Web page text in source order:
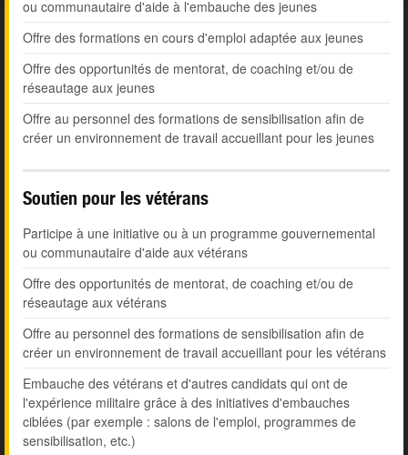
ou communautaire d'aide à l'embauche des jeunes
Offre des formations en cours d'emploi adaptée aux jeunes
Offre des opportunités de mentorat, de coaching et/ou de
réseautage aux jeunes
Offre au personnel des formations de sensibilisation afin de
créer un environnement de travail accueillant pour les jeunes
Soutien pour les vétérans
Participe à une initiative ou à un programme gouvernemental
ou communautaire d'aide aux vétérans
Offre des opportunités de mentorat, de coaching et/ou de
réseautage aux vétérans
Offre au personnel des formations de sensibilisation afin de
créer un environnement de travail accueillant pour les vétérans
Embauche des vétérans et d'autres candidats qui ont de
l'expérience militaire grâce à des initiatives d'embauches
ciblées (par exemple : salons de l'emploi, programmes de
sensibilisation, etc.)